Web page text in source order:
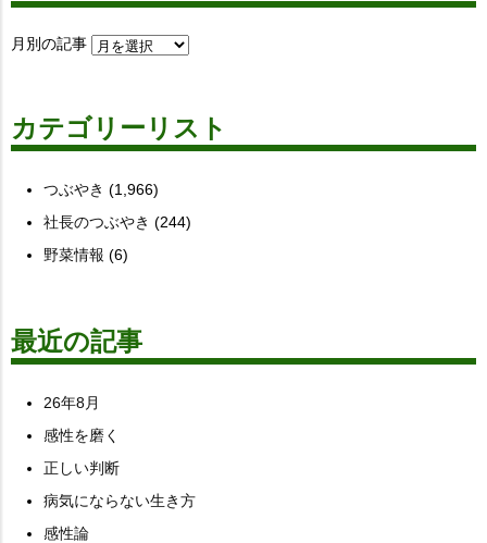
月別の記事
カテゴリーリスト
つぶやき (1,966)
社長のつぶやき (244)
野菜情報 (6)
最近の記事
26年8月
感性を磨く
正しい判断
病気にならない生き方
感性論